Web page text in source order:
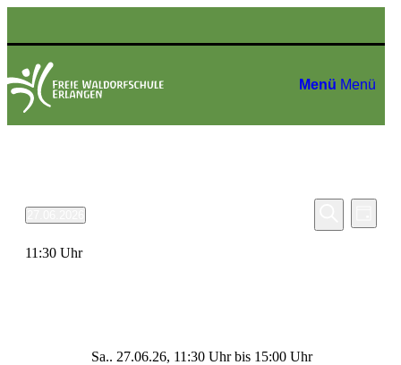
Menü Menü
Suche
Suche
wählen.
11:30 Uhr
Sa.. 27.06.26, 11:30 Uhrbis 15:00 Uhr